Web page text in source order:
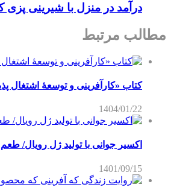
درآمد در منزل با شیرینی
مطالب مرتبط
کتاب «کارآفرینی و توسعۀ اشتغال
1404/01/22
اکسیر جوانی با تولید ژل رویال/
1401/09/15